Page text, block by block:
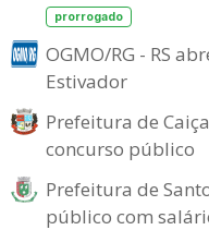
prorrogado
OGMO/RG - RS
Estivador
Prefeitura de
concurso público
Prefeitura de
público com